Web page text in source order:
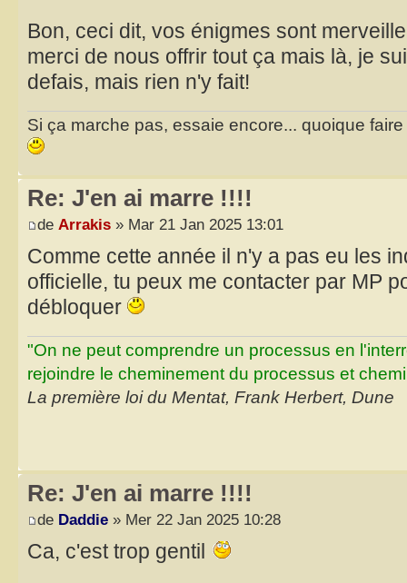
Bon, ceci dit, vos énigmes sont
merci de nous offrir tout ça mais là, je
defais, mais rien n'y fait!
Si ça marche pas, essaie encore... quoique
Re: J'en ai marre !!!!
de Arrakis » Mar 21 Jan 2025 13:01
Comme cette année il n'y a pas eu les
officielle, tu peux me contacter par MP
débloquer
"On ne peut comprendre un processus en
rejoindre le cheminement du processus et
La première loi du Mentat, Frank Herbert, Dune
Re: J'en ai marre !!!!
de Daddie » Mer 22 Jan 2025 10:28
Ca, c'est trop gentil